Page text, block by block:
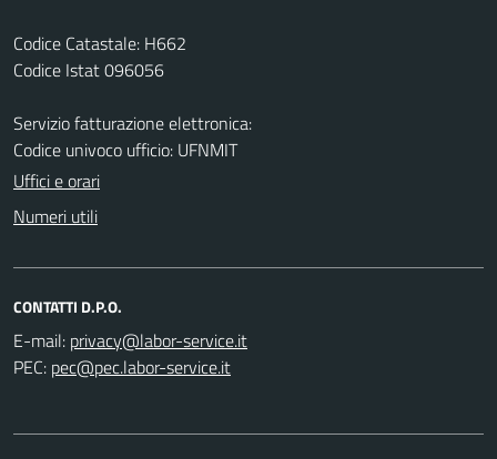
Codice Catastale: H662
Codice Istat 096056
Servizio fatturazione elettronica:
Codice univoco ufficio: UFNMIT
Uffici e orari
Numeri utili
CONTATTI D.P.O.
E-mail:
PEC: